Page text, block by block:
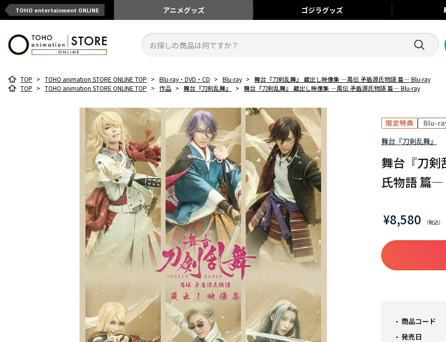
TOHO entertainment ONLINE アニメグッズ ゴジラグッズ
TOP > TOHO animation STORE ONLINE TOP > Blu-ray・DVD・CD > Blu-ray > 舞台『刀剣乱舞』 蔵出し映像集 ―禺伝 矛盾源氏物語 篇― Blu-ray
TOP > TOHO animation STORE ONLINE TOP > 作品 > 舞台『刀剣乱舞』 > 舞台『刀剣乱舞』 蔵出し映像集 ―禺伝 矛盾源氏物語 篇― Blu-ray
舞台『刀剣乱舞』
舞台『刀
氏物語 篇
¥8,580
商品コード
発売日